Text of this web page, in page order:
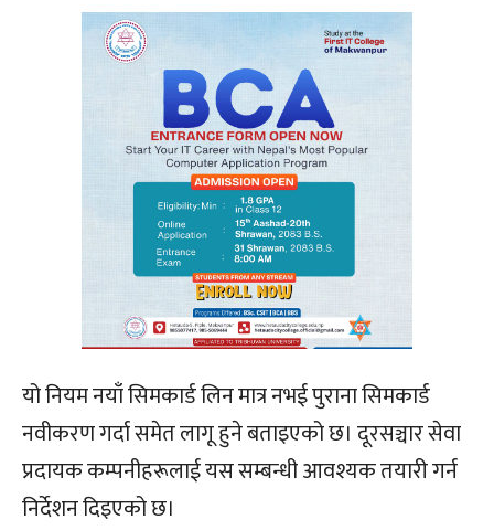
यो नियम नयाँ सिमकार्ड लिन मात्र नभई पुराना सिमकार्ड
नवीकरण गर्दा समेत लागू हुने बताइएको छ। दूरसञ्चार सेवा
प्रदायक कम्पनीहरूलाई यस सम्बन्धी आवश्यक तयारी गर्न
निर्देशन दिइएको छ।